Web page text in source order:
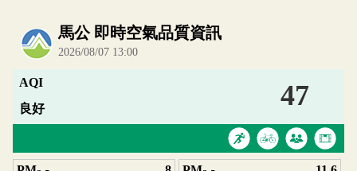
內嵌空氣品質小工具為視覺預覽，完整即時空